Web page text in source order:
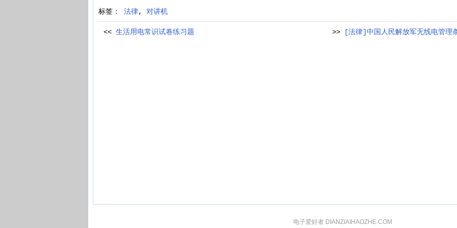
标签：法律,对讲机
<<生活用电常识试卷练习题 >> [法律]中国人民解放军无线电管理
电子爱好者 DIANZIAIHAOZHE.COM